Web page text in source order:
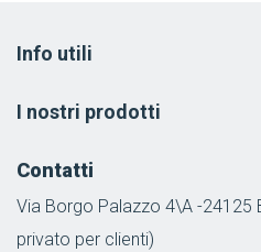
Info utili
I nostri prodotti
Contatti
Via Borgo Palazzo 4\A -24125
privato per clienti)